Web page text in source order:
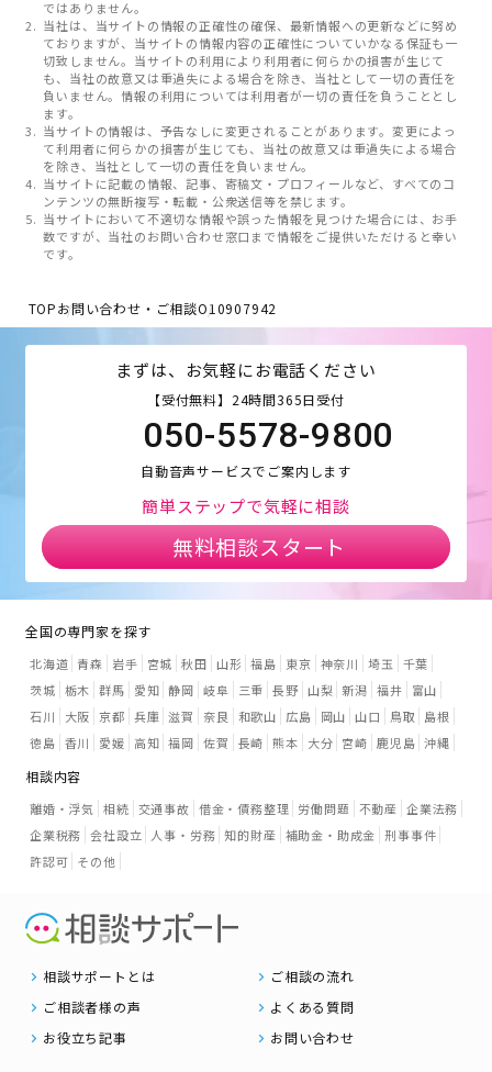
ではありません。
当社は、当サイトの情報の正確性の確保、最新情報への更新などに努め
ておりますが、当サイトの情報内容の正確性についていかなる保証も一
切致しません。当サイトの利用により利用者に何らかの損害が生じて
も、当社の故意又は重過失による場合を除き、当社として一切の責任を
負いません。情報の利用については利用者が一切の責任を負うこととし
ます。
当サイトの情報は、予告なしに変更されることがあります。変更によっ
て利用者に何らかの損害が生じても、当社の故意又は重過失による場合
を除き、当社として一切の責任を負いません。
当サイトに記載の情報、記事、寄稿文・プロフィールなど、すべてのコ
ンテンツの無断複写・転載・公衆送信等を禁じます。
当サイトにおいて不適切な情報や誤った情報を見つけた場合には、お手
数ですが、当社のお問い合わせ窓口まで情報をご提供いただけると幸い
です。
TOPお問い合わせ・ご相談O10907942
まずは、お気軽にお電話ください
【受付無料】24時間365日受付
050-5578-9800
自動音声サービスでご案内します
簡単ステップで気軽に相談
無料相談スタート
全国の専門家を探す
北海道 青森 岩手 宮城 秋田 山形 福島 東京 神奈川 埼玉
千葉
茨城 栃木 群馬 愛知 静岡 岐阜 三重 長野 山梨 新潟 福井
富山
石川
大阪 京都 兵庫 滋賀 奈良 和歌山 広島 岡山 山口 鳥取
島根
徳島 香川 愛媛 高知 福岡 佐賀 長崎 熊本 大分 宮崎 鹿児島 沖縄
相談内容
離婚・浮気 相続 交通事故 借金・債務整理 労働問題 不動産 企業法務
企業税務 会社設立 人事・労務 知的財産 補助金・助成金 刑事事件
許認可 その他
相談サポートとは
ご相談の流れ
ご相談者様の声
よくある質問
お役立ち記事
お問い合わせ